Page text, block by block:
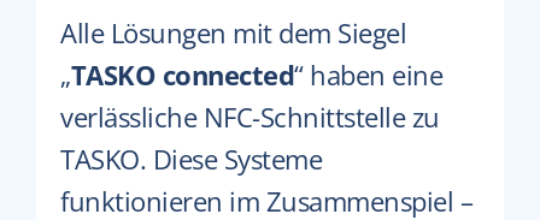
Alle Lösungen mit dem Siegel
„TASKO connected“ haben eine
verlässliche NFC-Schnittstelle zu
TASKO. Diese Systeme
funktionieren im Zusammenspiel –